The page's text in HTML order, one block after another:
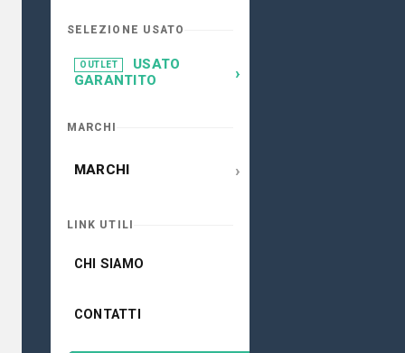
SELEZIONE USATO
OUTLET
USATO
GARANTITO
›
MARCHI
MARCHI ›
LINK UTILI
CHI SIAMO
CONTATTI